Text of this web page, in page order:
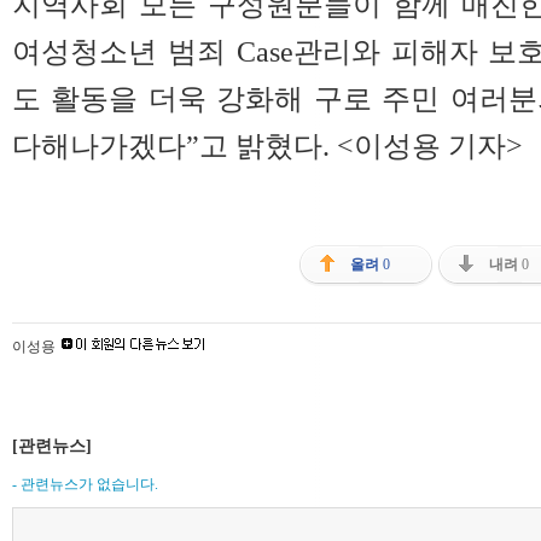
여성청소년 범죄 Case관리와 피해자 보
도 활동을 더욱 강화해 구로 주민 여러
다해나가겠다”고 밝혔다. <이성용 기자>
올려 0 내려 0
이성용
[관련뉴스]
- 관련뉴스가 없습니다.